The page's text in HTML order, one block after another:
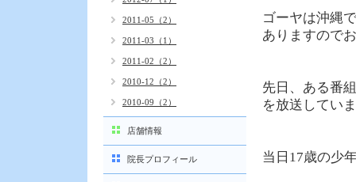
ゴーヤは沖縄
ありますので
先日、ある番
を放送してい
当日17歳の少
2011-05（2）
2011-03（1）
2011-02（2）
2010-12（2）
2010-09（2）
店舗情報
院長プロフィール